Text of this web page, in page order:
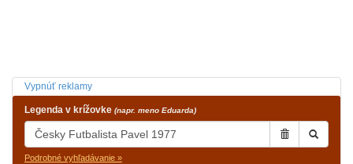
Vypnúť reklamy
Legenda v krížovke (napr. meno Eduarda)
Podrobné vyhľadávanie »